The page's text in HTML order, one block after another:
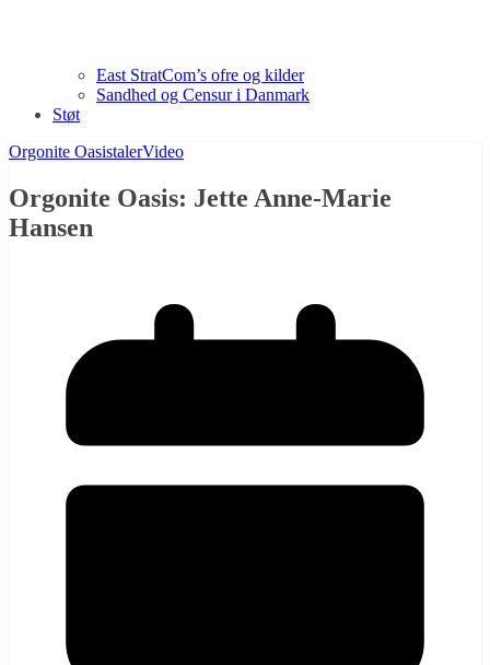
East StratCom’s ofre og kilder
Sandhed og Censur i Danmark
Støt
Orgonite OasistalerVideo
Orgonite Oasis: Jette Anne-Marie
Hansen